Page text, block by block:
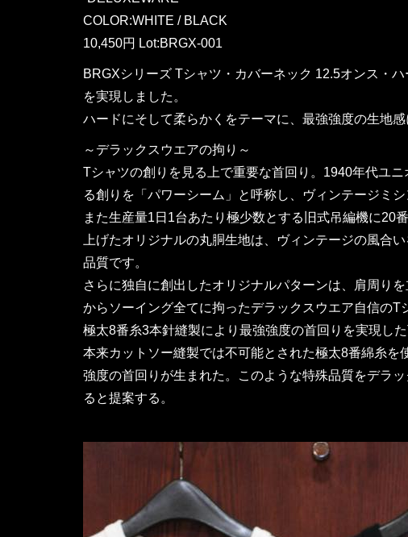
COLOR:WHITE / BLACK
10,450円 Lot:BRGX-001
BRGXシリーズ Tシャツ・カバーネック 12.5オンス・
を実現しました。
ハードにそして柔らかくをテーマに、最強強度の生地感
～デラックスウエアの拘り～
Tシャツの創りを見る上で重要な首回り。1940年代ユ
る創りを「パワーシーム」と呼称し、ヴィンテージミ
また生産量1日1台あたり極少数とする旧式吊編機に20
上げたオリジナルの丸胴生地は、ヴィンテージの風合
品質です。
さらに独自に創出したオリジナルパターンは、肩周り
からソーイング全てに拘ったデラックスウエア自信のT
極太8番糸3本針縫製により最強強度の首回りを実現した
本来カットソー縫製では不可能とされた極太8番綿糸
強度の首回りが生まれた。このような特殊品質をデラ
ると提案する。